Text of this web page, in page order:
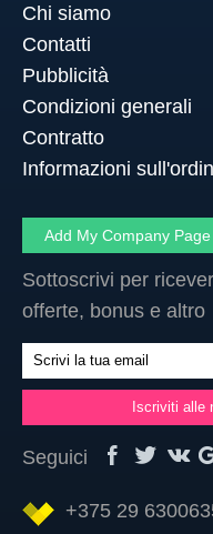
Chi siamo
Contatti
Pubblicità
Condizioni generali
Contratto
Informazioni
Add My Company Page
Sottoscrivi per
offerte, bonus e altro
Seguici
+375 29